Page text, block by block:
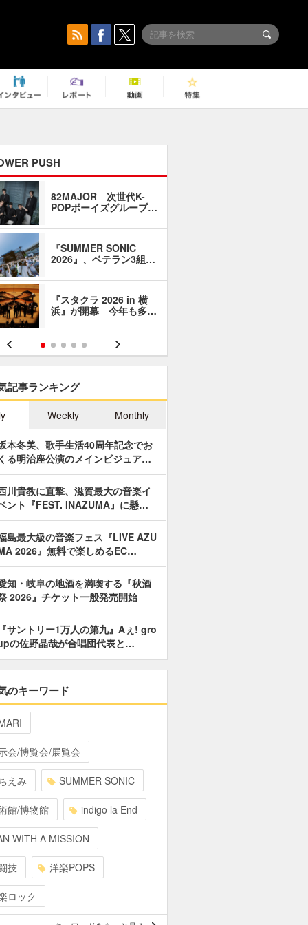
PUSH
82MAJOR 次世代K-
POPボーイズグループ…
『SUMMER SONIC
2026』、ベテラン3組…
『スタクラ 2026 in 横
浜』が開幕 今年も多…
記事ランキング
Weekly Monthly
本冬美、歌手生活40周年記念でお
くる明治座公演のメインビジュア…
川貴教に直撃、滋賀最大の音楽イ
ント『FEST. INAZUMA』に懸…
島最大級の音楽フェス『LIVE AZU
2026』無料で楽しめるEC…
知・岐阜の地酒を満喫する『秋酒
2026』チケット一般発売開始
『サントリー1万人の第九』Aぇ! gro
の佐野晶哉が合唱団代表と…
のキーワード
会/博覧会/展覧会
えみ SUMMER SONIC
館/博物館 indigo la End
WITH A MISSION
技 洋楽POPS
ロック